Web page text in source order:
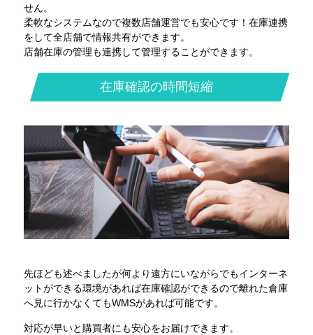
せん。
柔軟なシステムなので複数店舗運営でも安心です！在庫連携
をして全店舗で情報共有ができます。
店舗在庫の管理も連携して管理することができます。
在庫確認の時間短縮
先ほども述べましたが何より遠方にいながらでもインターネ
ットができる環境があれば在庫確認ができるので離れた倉庫
へ見に行かなくてもWMSがあれば可能です。
対応が早いと購買者にも安心をお届けできます。